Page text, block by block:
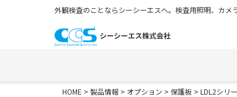
外観検査のことならシーシーエスへ。検査用照明、カ
HOME > 製品情報 > オプション > 保護板 > LDL2シリ